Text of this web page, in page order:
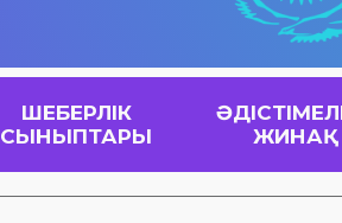
ШЕБЕРЛІК
СЫНЫПТАРЫ
ЖИНАҚ